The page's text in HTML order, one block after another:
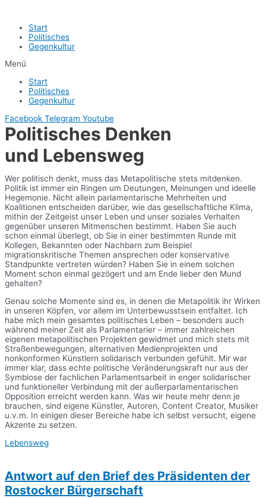
Start
Politisches
Gegenkultur
Menü
Start
Politisches
Gegenkultur
Facebook Telegram Youtube
Politisches Denken
und Lebensweg
Wer politisch denkt, muss das Metapolitische stets mitdenken.
Politik ist immer ein Ringen um Deutungen, Meinungen und ideelle
Hegemonie. Nicht allein parlamentarische Mehrheiten und
Koalitionen entscheiden darüber, wie das gesellschaftliche Klima,
mithin der Zeitgeist unser Leben und unser soziales Verhalten
gegenüber unseren Mitmenschen bestimmt. Haben Sie auch
schon einmal überlegt, ob Sie in einer bestimmten Runde mit
Kollegen, Bekannten oder Nachbarn zum Beispiel
migrationskritische Themen ansprechen oder konservative
Standpunkte vertreten würden? Haben Sie in einem solchen
Moment schon einmal gezögert und am Ende lieber den Mund
gehalten?
Genau solche Momente sind es, in denen die Metapolitik ihr Wirken
in unseren Köpfen, vor allem im Unterbewusstsein entfaltet. Ich
habe mich mein gesamtes politisches Leben – besonders auch
während meiner Zeit als Parlamentarier – immer zahlreichen
eigenen metapolitischen Projekten gewidmet und mich stets mit
Straßenbewegungen, alternativen Medienprojekten und
nonkonformen Künstlern solidarisch verbunden gefühlt. Mir war
immer klar, dass echte politische Veränderungskraft nur aus der
Symbiose der fachlichen Parlamentsarbeit in enger solidarischer
und funktioneller Verbindung mit der außerparlamentarischen
Opposition erreicht werden kann. Was wir heute mehr denn je
brauchen, sind eigene Künstler, Autoren, Content Creator, Musiker
u.v.m. In einigen dieser Bereiche habe ich selbst versucht, eigene
Akzente zu setzen.
Lebensweg
Antwort auf den Brief des Präsidenten der
Rostocker Bürgerschaft